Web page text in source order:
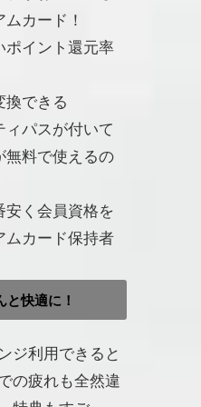
カード！
ポイント還元率
換できる
ィパスが付いて
無料で使えるの
安く会員資格を
ムカード保持者
と快適に！
ジ利用できると
の疲れも全然違